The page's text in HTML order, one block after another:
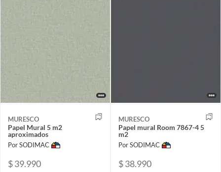
MURESCO
Papel Mural 5 m2
aproximados
Por SODIMAC
$ 39.990
MURESCO
Papel mural Room 7867-4 5
m2
Por SODIMAC
$ 38.990